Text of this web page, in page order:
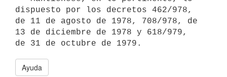
dispuesto por los decretos 462/978,
de 11 de agosto de 1978, 708/978, de
13 de diciembre de 1978 y 618/979,
de 31 de octubre de 1979.
Ayuda